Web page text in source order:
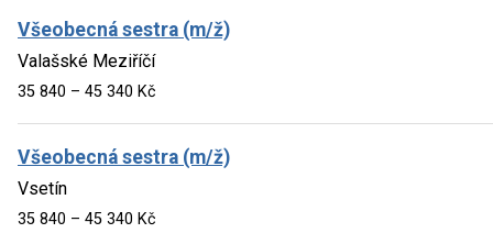
Všeobecná sestra (m/ž)
Valašské Meziříčí
35 840 – 45 340 Kč
Všeobecná sestra (m/ž)
Vsetín
35 840 – 45 340 Kč